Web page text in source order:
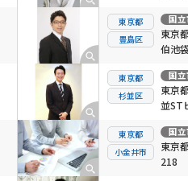
東京都
豊島区
国立
東京
伯池
東京都
杉並区
国立
東京
並ST
東京都
小金井市
国立
東京
218